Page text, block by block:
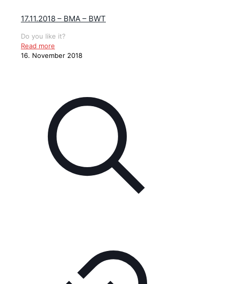
17.11.2018 – BMA – BWT
Do you like it?
Read more
16. November 2018